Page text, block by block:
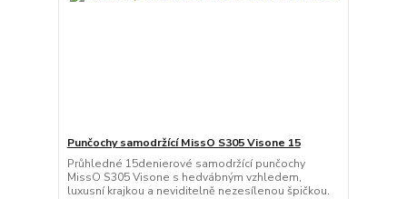
Punčochy samodržící MissO S305 Visone 15
Průhledné 15denierové samodržící punčochy
MissO S305 Visone s hedvábným vzhledem,
luxusní krajkou a neviditelně nezesílenou špičkou.